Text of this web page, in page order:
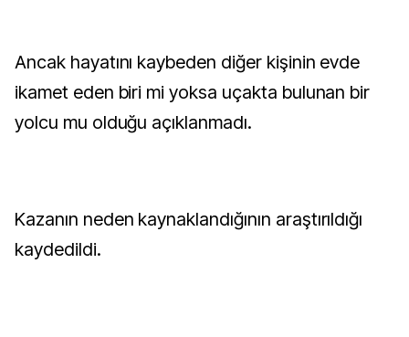
Ancak hayatını kaybeden diğer kişinin evde
ikamet eden biri mi yoksa uçakta bulunan bir
yolcu mu olduğu açıklanmadı.
Kazanın neden kaynaklandığının araştırıldığı
kaydedildi.